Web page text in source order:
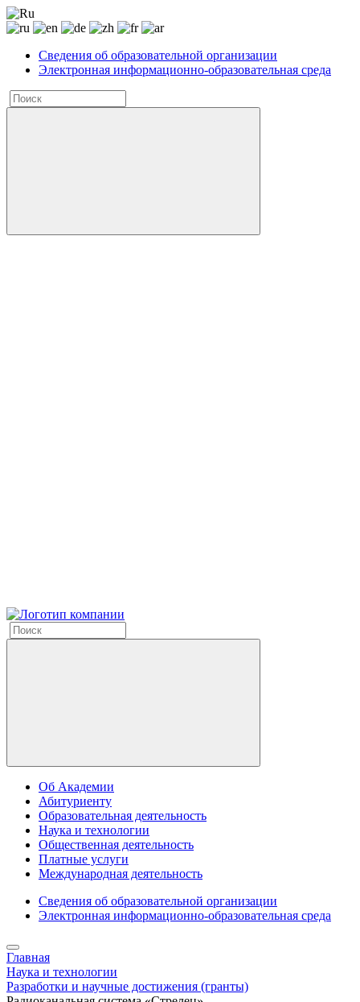
Сведения об образовательной организации
Электронная информационно-образовательная среда
Об Академии
Абитуриенту
Образовательная деятельность
Наука и технологии
Общественная деятельность
Платные услуги
Международная деятельность
Сведения об образовательной организации
Электронная информационно-образовательная среда
Главная
Наука и технологии
Разработки и научные достижения (гранты)